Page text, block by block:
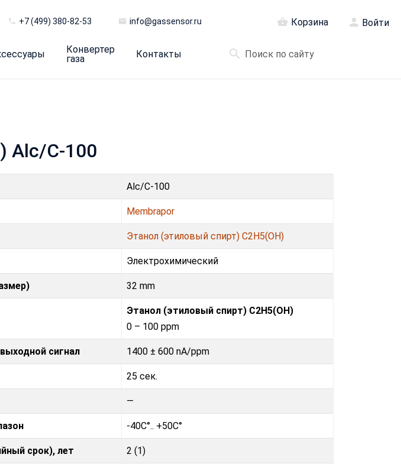
+7 (499) 380-82-53 info@gassensor.ru Корзина Войти
Конвертер
газа
Контакты
Alc/C-100
Alc/C-100
Membrapor
Этанол (этиловый спирт) C2H5(OH)
Электрохимический
32 mm
Этанол (этиловый спирт) C2H5(OH)
0 – 100 ppm
сигнал 1400 ± 600 nA/ppm
25 сек.
—
-40C°.. +50C°
срок), лет 2 (1)